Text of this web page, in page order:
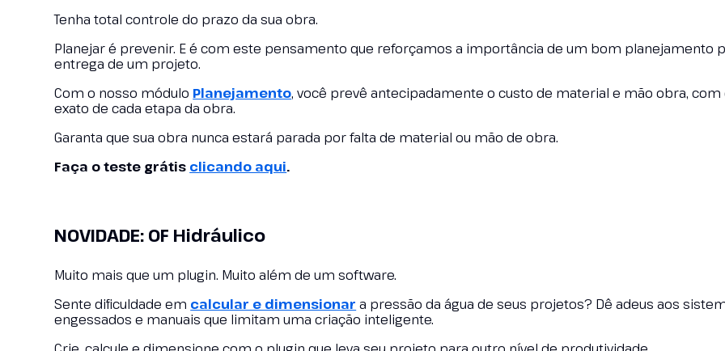
Tenha total controle do prazo da sua obra.
Planejar é prevenir. E é com este pensamento que reforçamos a importância de um bom planejamento
entrega de um projeto.
Com o nosso módulo Planejamento, você prevê antecipadamente o custo de material e mão obra, com
exato de cada etapa da obra.
Garanta que sua obra nunca estará parada por falta de material ou mão de obra.
Faça o teste grátis clicando aqui.
NOVIDADE: OF Hidráulico
Muito mais que um plugin. Muito além de um software.
Sente dificuldade em calcular e dimensionar a pressão da água de seus projetos? Dê adeus aos
engessados e manuais que limitam uma criação inteligente.